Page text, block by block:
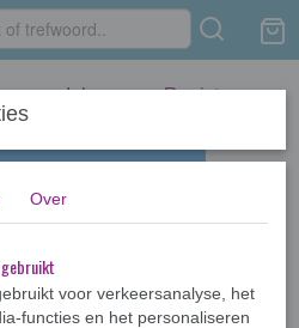
Inloggen Registreren
waanzinnige boomhut
Over
voor verkeersanalyse, het
functies en het personaliseren